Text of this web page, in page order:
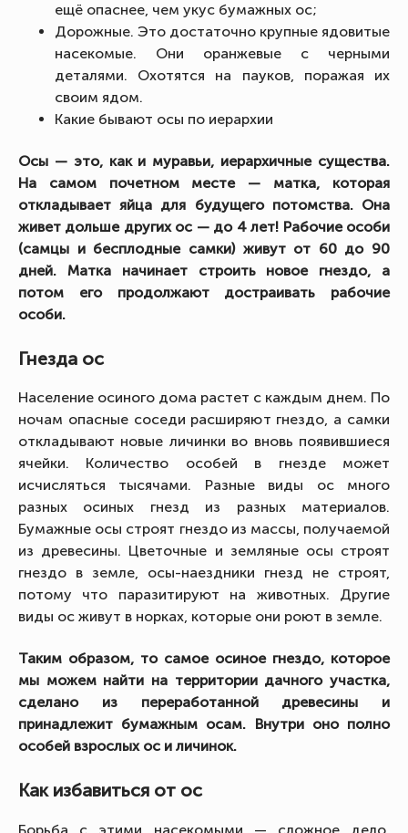
ещё опаснее, чем укус бумажных ос;
Дорожные. Это достаточно крупные ядовитые
насекомые. Они оранжевые с черными
деталями. Охотятся на пауков, поражая их
своим ядом.
Какие бывают осы по иерархии
Осы — это, как и муравьи, иерархичные существа.
На самом почетном месте — матка, которая
откладывает яйца для будущего потомства. Она
живет дольше других ос — до 4 лет! Рабочие особи
(самцы и бесплодные самки) живут от 60 до 90
дней. Матка начинает строить новое гнездо, а
потом его продолжают достраивать рабочие
особи.
Гнезда ос
Население осиного дома растет с каждым днем. По
ночам опасные соседи расширяют гнездо, а самки
откладывают новые личинки во вновь появившиеся
ячейки. Количество особей в гнезде может
исчисляться тысячами. Разные виды ос много
разных осиных гнезд из разных материалов.
Бумажные осы строят гнездо из массы, получаемой
из древесины. Цветочные и земляные осы строят
гнездо в земле, осы-наездники гнезд не строят,
потому что паразитируют на животных. Другие
виды ос живут в норках, которые они роют в земле.
Таким образом, то самое осиное гнездо, которое
мы можем найти на территории дачного участка,
сделано из переработанной древесины и
принадлежит бумажным осам. Внутри оно полно
особей взрослых ос и личинок.
Как избавиться от ос
Борьба с этими насекомыми — сложное дело,